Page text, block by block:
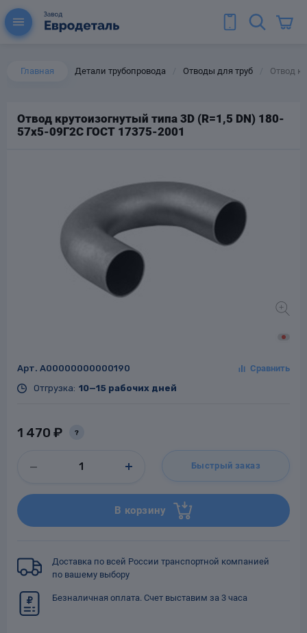
Главная Детали трубопровода Отводы для труб Отвод
Отвод крутоизогнутый типа 3D (R=1,5 DN) 180-
57х5-09Г2С ГОСТ 17375-2001
Арт. A00000000000190
Отгрузка: 10—15 рабочих дней
1 470 ₽ ?
Быстрый заказ
В корзину
Доставка по всей России транспортной компанией
по вашему выбору
Безналичная оплата. Счет выставим за 3 часа
для труб
Тройники стальные
для
стальные
Фланцы стальные